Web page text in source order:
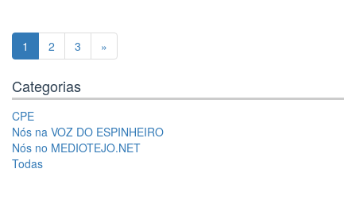
1 2 3 »
Categorias
CPE
Nós na VOZ DO ESPINHEIRO
Nós no MEDIOTEJO.NET
Todas